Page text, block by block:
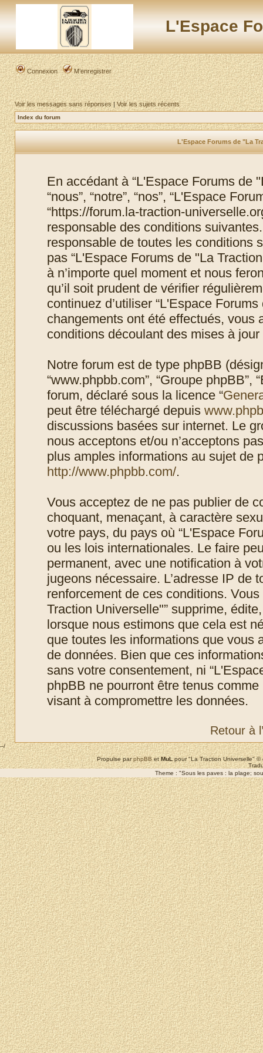
L'Espace
Connexion M’enregistrer
Voir les messages sans réponses|Voir les sujets récents
Index du forum
L'Espace Forums de "La
En accédant à “L'Espace Forums de
“nous”, “notre”, “nos”, “L'Espace
“https://forum.la-traction-
responsable des conditions
responsable de toutes les conditions
pas “L'Espace Forums de "La
à n’importe quel moment et nous
qu’il soit prudent de vérifier
continuez d’utiliser “L'Espace
changements ont été effectués, vous
conditions découlant des mises à
Notre forum est de type phpBB
“www.phpbb.com”, “Groupe
forum, déclaré sous la licence “
peut être téléchargé depuis
discussions basées sur internet. Le
nous acceptons et/ou n’acceptons
plus amples informations au sujet de
http://www.phpbb.com/.
Vous acceptez de ne pas publier de
choquant, menaçant, à caractère
votre pays, du pays où “L'Espace
ou les lois internationales. Le faire
permanent, avec une notification à
jugeons nécessaire. L’adresse IP de
renforcement de ces conditions.
Traction Universelle"” supprime,
lorsque nous estimons que cela est
que toutes les informations que vous
de données. Bien que ces
sans votre consentement, ni
phpBB ne pourront être tenus
visant à compromettre les données.
Retour à
--/
Propulse parphpBBetMuLpour "La Traction Universelle"
Theme : "Sous les paves : la plage;